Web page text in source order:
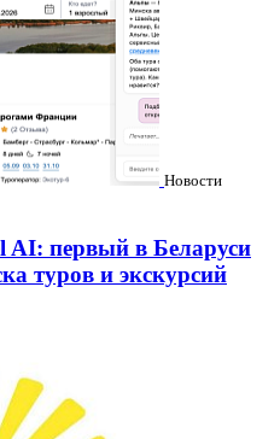
Новости
AI: первый в Беларуси
туров и экскурсий